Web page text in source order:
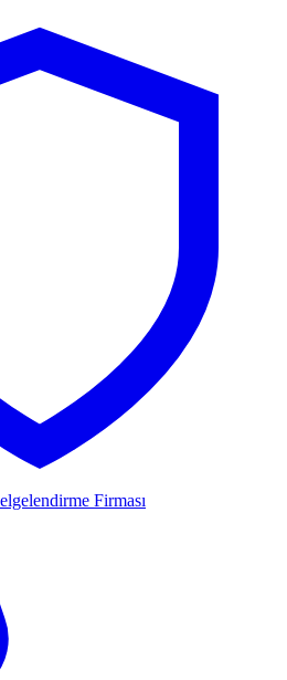
Firması